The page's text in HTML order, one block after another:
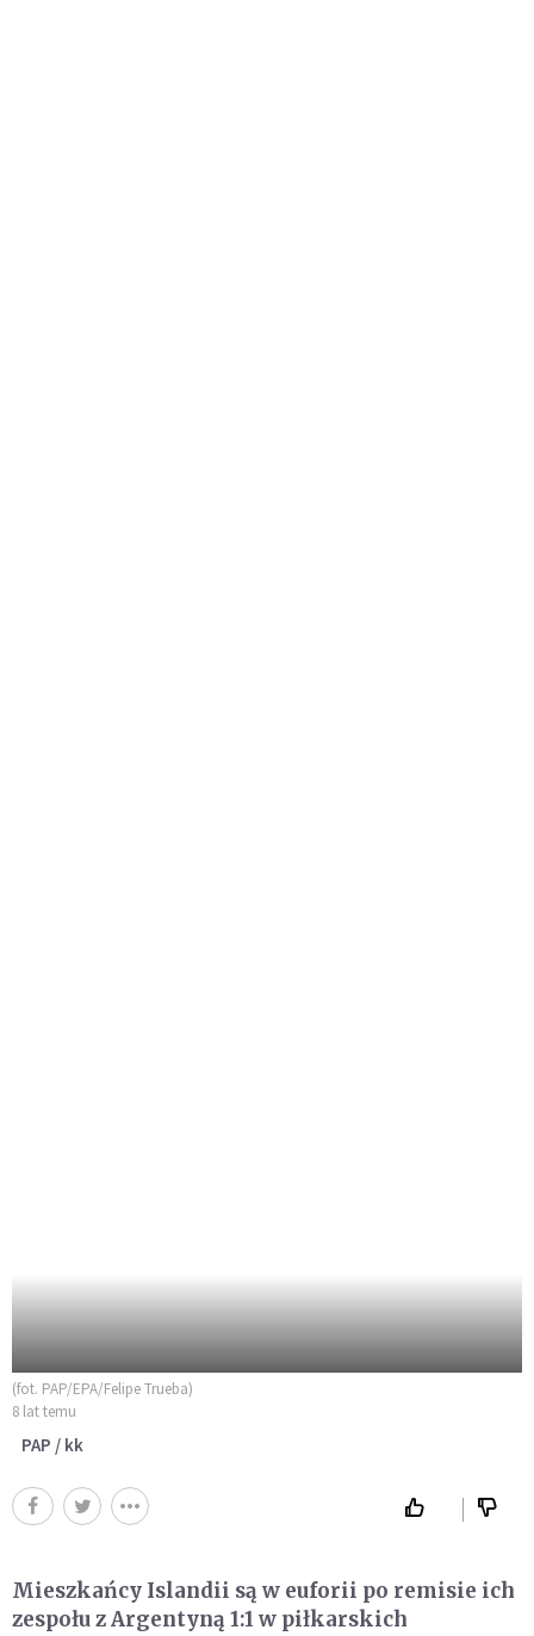
(fot. PAP/EPA/Felipe Trueba)
8 lat temu
PAP / kk
Mieszkańcy Islandii są w euforii po remisie ich
zespołu z Argentyną 1:1 w piłkarskich